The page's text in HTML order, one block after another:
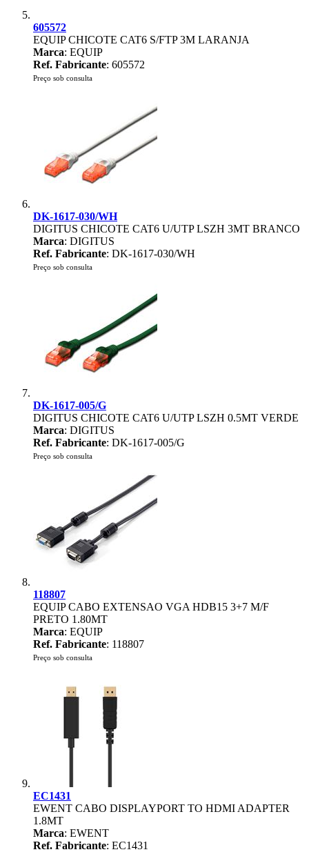
605572
EQUIP CHICOTE CAT6 S/FTP 3M LARANJA
Marca: EQUIP
Ref. Fabricante: 605572
Preço sob consulta
DK-1617-030/WH
DIGITUS CHICOTE CAT6 U/UTP LSZH 3MT BRANCO
Marca: DIGITUS
Ref. Fabricante: DK-1617-030/WH
Preço sob consulta
DK-1617-005/G
DIGITUS CHICOTE CAT6 U/UTP LSZH 0.5MT VERDE
Marca: DIGITUS
Ref. Fabricante: DK-1617-005/G
Preço sob consulta
118807
EQUIP CABO EXTENSAO VGA HDB15 3+7 M/F
PRETO 1.80MT
Marca: EQUIP
Ref. Fabricante: 118807
Preço sob consulta
EC1431
EWENT CABO DISPLAYPORT TO HDMI ADAPTER
1.8MT
Marca: EWENT
Ref. Fabricante: EC1431